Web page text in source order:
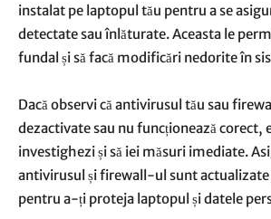
instalat pe laptopul tău pentru a se
detectate sau înlăturate. Aceasta le
fundal și să facă modificări nedorite în
Dacă observi că antivirusul tău sau
dezactivate sau nu funcționează corect,
investighezi și să iei măsuri imediate.
antivirusul și firewall-ul sunt actualizate
pentru a-ți proteja laptopul și datele